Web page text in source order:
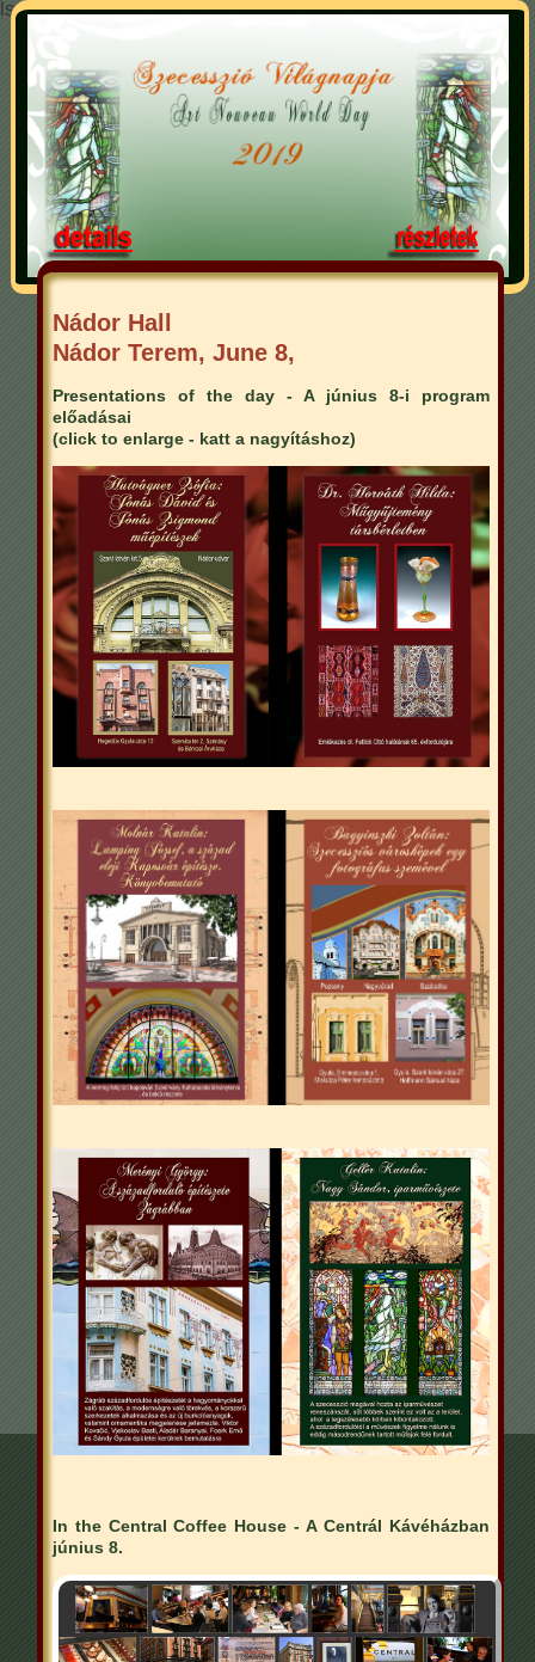
ls
Nádor Hall
Nádor Terem, June 8,
Presentations of the day - A június 8-i program
előadásai
(click to enlarge - katt a nagyításhoz)
In the Central Coffee House - A Centrál Kávéházban
június 8.